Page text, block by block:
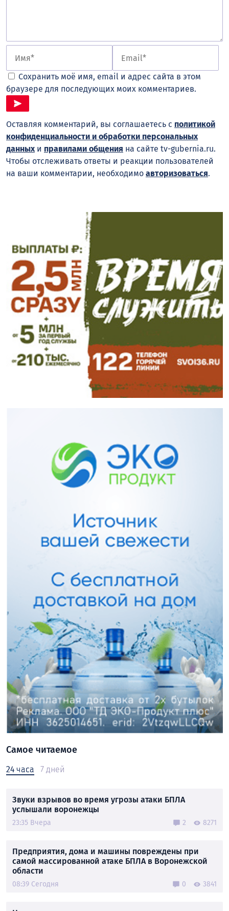
Сохранить моё имя, email и адрес сайта в этом
браузере для последующих моих комментариев.
Оставляя комментарий, вы соглашаетесь с политикой
конфиденциальности и обработки персональных
данныхи правилами общения на сайте tv-gubernia.ru.
Чтобы отслеживать ответы и реакции пользователей
на ваши комментарии, необходимо авторизоваться.
Самое читаемое
24 часа 7 дней
Звуки взрывов во время угрозы атаки БПЛА
услышали воронежцы
23:35 Вчера 2 8271
Предприятия, дома и машины повреждены при
самой массированной атаке БПЛА в Воронежской
области
08:39 Сегодня 0 3841